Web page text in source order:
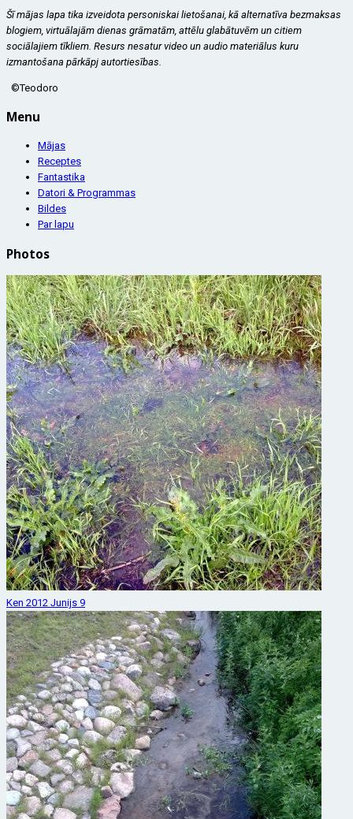
Šī mājas lapa tika izveidota personiskai lietošanai, kā alternatīva bezmaksas
blogiem, virtuālajām dienas grāmatām, attēlu glabātuvēm un citiem
sociālajiem tīkliem. Resurs nesatur video un audio materiālus kuru
izmantošana pārkāpj autortiesības.
©Teodoro
Menu
Mājas
Receptes
Fantastika
Datori & Programmas
Bildes
Par lapu
Photos
Ken 2012 Junijs 9